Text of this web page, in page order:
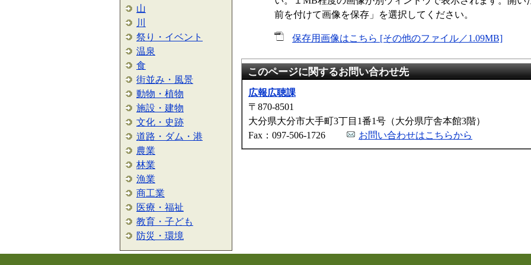
前を付けて画像を保存」を選択してください。
保存用画像はこちら [その他のファイル／1.09MB]
このページに関するお問い合わせ先
広報広聴課
〒870-8501
大分県大分市大手町3丁目1番1号（大分県庁舎本館3階）
Fax：097-506-1726
お問い合わせはこちらから
山
川
祭り・イベント
温泉
食
街並み・風景
動物・植物
施設・建物
文化・史跡
道路・ダム・港
農業
林業
漁業
商工業
医療・福祉
教育・子ども
防災・環境